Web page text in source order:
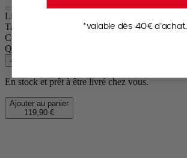
Line Reverse
Taille
Couleur
Quantité
–
En stock et prêt à être livré chez vous.
Ajouter au panier
119,90 €
*valable dès 40€ d’achat.